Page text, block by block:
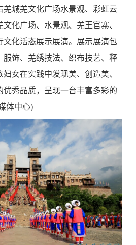
羌城羌文化广场水景观、彩虹云
化广场、水景观、羌王官寨、
文化活态展示展演。 展示展演包
服饰、羌绣技法、织布技艺、释
妇女在实践中发现美、创造美、
优秀品质， 呈现一台丰富多彩的
体中心)